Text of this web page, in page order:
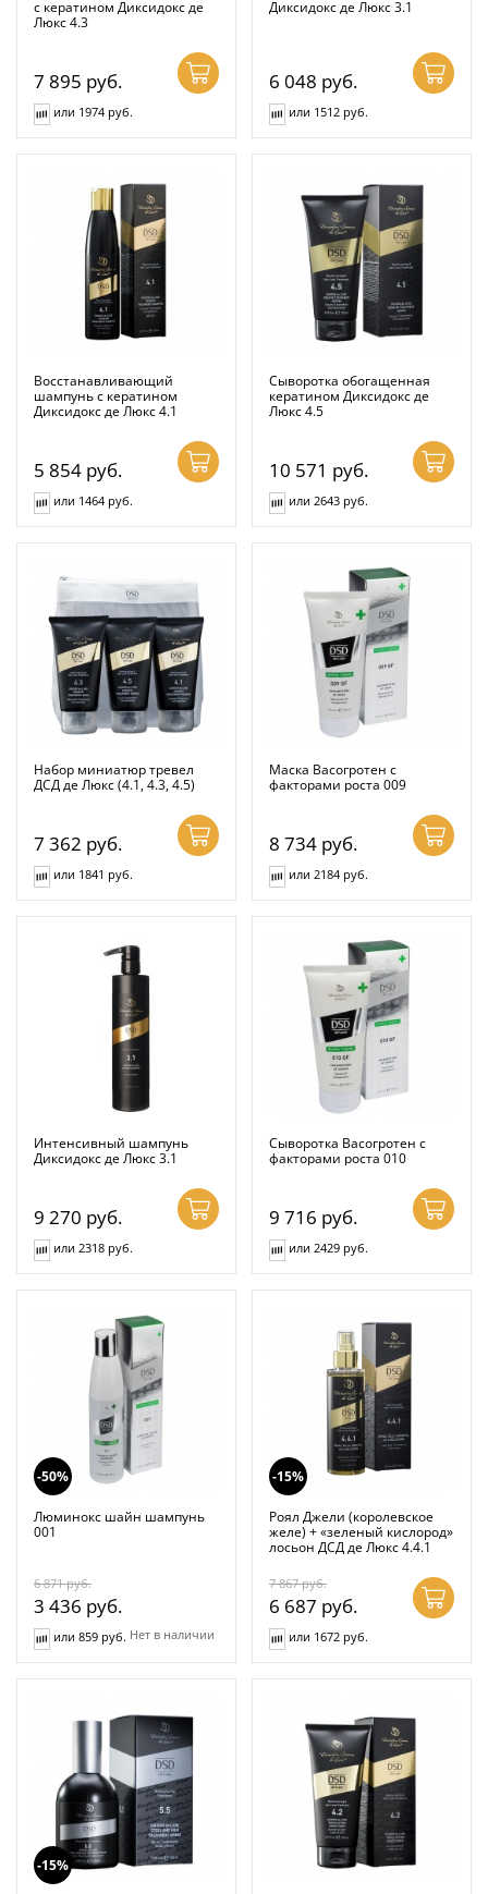
с кератином Диксидокс де
Люкс 4.3
7 895 руб.
или 1974 руб.
Диксидокс де Люкс 3.1
6 048 руб.
или 1512 руб.
Восстанавливающий
шампунь с кератином
Диксидокс де Люкс 4.1
5 854 руб.
или 1464 руб.
Сыворотка обогащенная
кератином Диксидокс де
Люкс 4.5
10 571 руб.
или 2643 руб.
Набор миниатюр тревел
ДСД де Люкс (4.1, 4.3, 4.5)
7 362 руб.
или 1841 руб.
Маска Васогротен с
факторами роста 009
8 734 руб.
или 2184 руб.
Интенсивный шампунь
Диксидокс де Люкс 3.1
9 270 руб.
или 2318 руб.
Сыворотка Васогротен с
факторами роста 010
9 716 руб.
или 2429 руб.
-50%
Люминокс шайн шампунь
001
6 871руб.
3 436 руб.
Нет в наличии
или 859 руб.
-15%
Роял Джели (королевское
желе) + «зеленый кислород»
лосьон ДСД де Люкс 4.4.1
7 867руб.
6 687 руб.
или 1672 руб.
-15%